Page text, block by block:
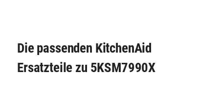
Die passenden KitchenAid
Ersatzteile zu 5KSM7990X